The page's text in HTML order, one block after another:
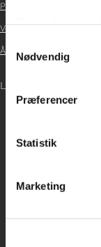
Vi bruger
data med andre
Nødvendig
Præferencer
Statistik
Marketing
Persondatapolitik
Vedtægter
Årsrapport 2024
LOG IND